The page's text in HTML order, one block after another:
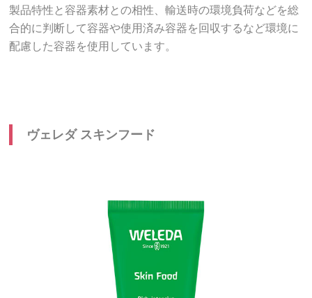
製品特性と容器素材との相性、輸送時の環境負荷などを総
合的に判断して容器や使用済み容器を回収するなど環境に
配慮した容器を使用しています。
ヴェレダ スキンフード